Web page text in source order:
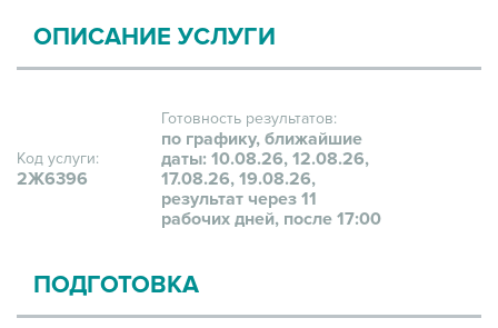
ОПИСАНИЕ УСЛУГИ
Код услуги:
2Ж6396
Готовность результатов:
по графику, ближайшие
даты: 10.08.26, 12.08.26,
17.08.26, 19.08.26,
результат через 11
рабочих дней, после 17:00
ПОДГОТОВКА